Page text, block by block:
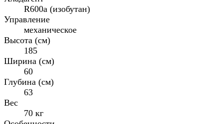
R600a (изобутан)
Управление
механическое
Высота (см)
185
Ширина (см)
60
Глубина (см)
63
Вес
70 кг